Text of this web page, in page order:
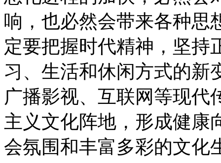
响，也必然会带来各种思
定要把握时代精神，坚持
习、生活和休闲方式的新
广播影视、互联网等现代
主义文化阵地，形成健康
会氛围和丰富多彩的文化